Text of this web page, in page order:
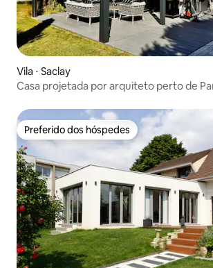
Vila ⋅ Saclay
Casa projetada por arquiteto perto de
Preferido dos hóspedes
Preferido dos hóspedes